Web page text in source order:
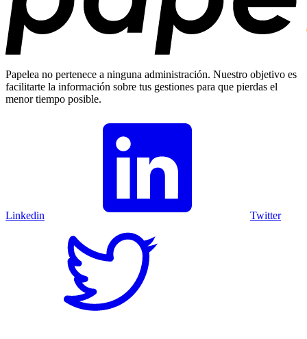
Papelea no pertenece a ninguna administración. Nuestro objetivo es
facilitarte la información sobre tus gestiones para que pierdas el
menor tiempo posible.
Linkedin Twitter